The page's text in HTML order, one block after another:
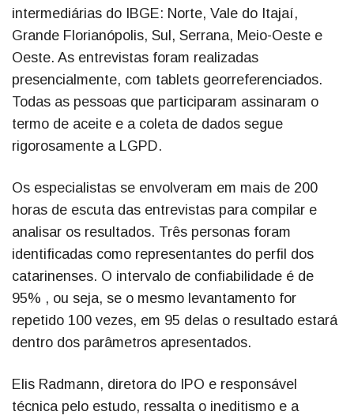
intermediárias do IBGE: Norte, Vale do Itajaí,
Grande Florianópolis, Sul, Serrana, Meio-Oeste e
Oeste. As entrevistas foram realizadas
presencialmente, com tablets georreferenciados.
Todas as pessoas que participaram assinaram o
termo de aceite e a coleta de dados segue
rigorosamente a LGPD.
Os especialistas se envolveram em mais de 200
horas de escuta das entrevistas para compilar e
analisar os resultados. Três personas foram
identificadas como representantes do perfil dos
catarinenses. O intervalo de confiabilidade é de
95% , ou seja, se o mesmo levantamento for
repetido 100 vezes, em 95 delas o resultado estará
dentro dos parâmetros apresentados.
Elis Radmann, diretora do IPO e responsável
técnica pelo estudo, ressalta o ineditismo e a